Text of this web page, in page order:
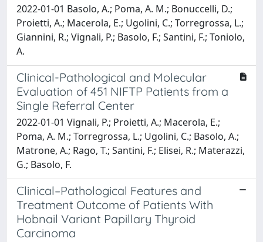
2022-01-01 Basolo, A.; Poma, A. M.; Bonuccelli, D.;
Proietti, A.; Macerola, E.; Ugolini, C.; Torregrossa, L.;
Giannini, R.; Vignali, P.; Basolo, F.; Santini, F.; Toniolo,
A.
Clinical-Pathological and Molecular
Evaluation of 451 NIFTP Patients from a
Single Referral Center
2022-01-01 Vignali, P.; Proietti, A.; Macerola, E.;
Poma, A. M.; Torregrossa, L.; Ugolini, C.; Basolo, A.;
Matrone, A.; Rago, T.; Santini, F.; Elisei, R.; Materazzi,
G.; Basolo, F.
Clinical–Pathological Features and
Treatment Outcome of Patients With
Hobnail Variant Papillary Thyroid
Carcinoma